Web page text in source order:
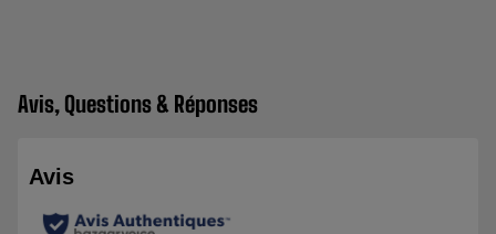
Avis, Questions & Réponses